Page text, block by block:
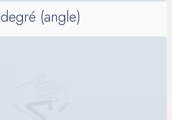
degré (angle)